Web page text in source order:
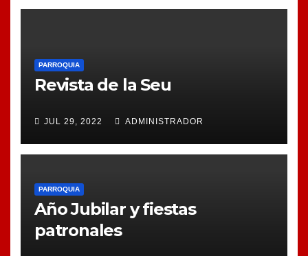
PARROQUIA
Revista de la Seu
JUL 29, 2022 ADMINISTRADOR
PARROQUIA
Año Jubilar y fiestas
patronales